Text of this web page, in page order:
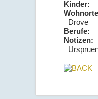
Kinder:
Drove
Berufe:
Notizen: